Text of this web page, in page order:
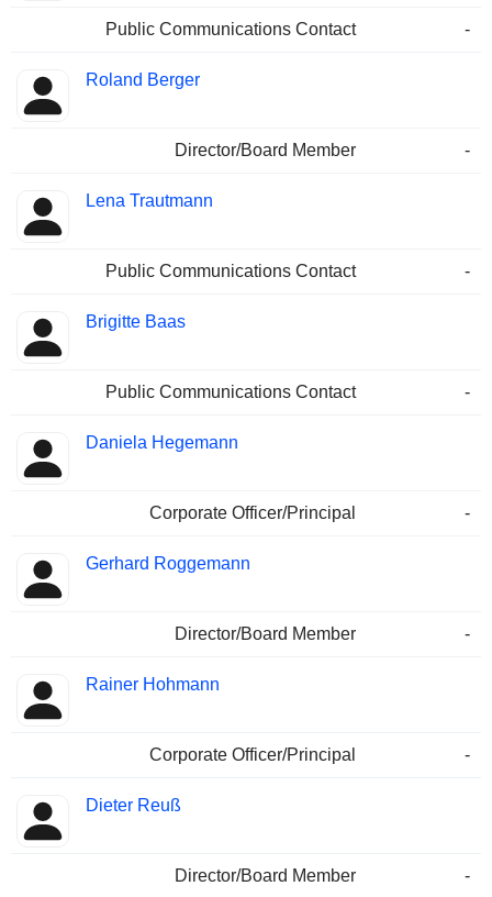
Public Communications Contact -
Roland Berger
Director/Board Member -
Lena Trautmann
Public Communications Contact -
Brigitte Baas
Public Communications Contact -
Daniela Hegemann
Corporate Officer/Principal -
Gerhard Roggemann
Director/Board Member -
Rainer Hohmann
Corporate Officer/Principal -
Dieter Reuß
Director/Board Member -